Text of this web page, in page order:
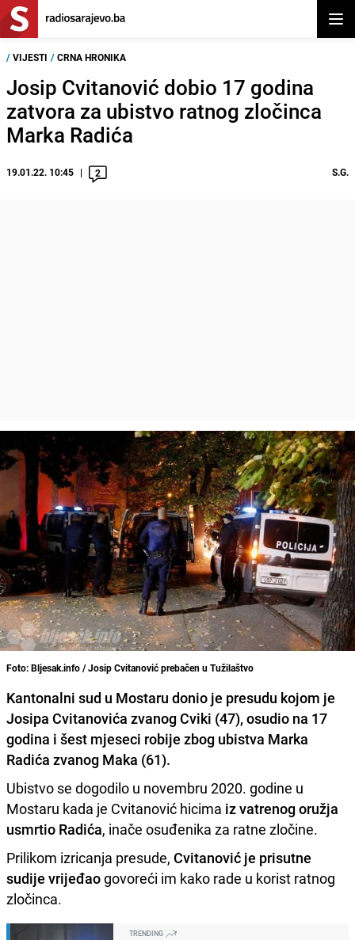
/ VIJESTI / CRNA HRONIKA
Josip Cvitanović dobio 17 godina
zatvora za ubistvo ratnog zločinca
Marka Radića
19.01.22. 10:45 2 S.G.
Foto: Bljesak.info / Josip Cvitanović prebačen u Tužilaštvo
Kantonalni sud u Mostaru donio je presudu kojom je
Josipa Cvitanovića zvanog Cviki (47), osudio na 17
godina i šest mjeseci robije zbog ubistva Marka
Radića zvanog Maka (61).
Ubistvo se dogodilo u novembru 2020. godine u
Mostaru kada je Cvitanović hicima iz vatrenog oružja
usmrtio Radića, inače osuđenika za ratne zločine.
Prilikom izricanja presude, Cvitanović je prisutne
sudije vrijeđaogovoreći im kako rade u korist ratnog
zločinca.
TRENDING